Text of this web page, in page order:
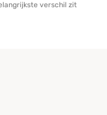
verschil zit